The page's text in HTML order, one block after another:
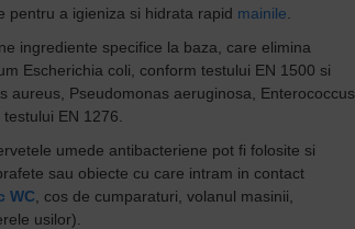
pentru a igieniza si hidrata rapid mainile
ingrediente specifice la baza, care elimina
Escherichia coli, conform testului EN 1500 si
aureus, Pseudomonas aeruginosa, Enterococcus
EN 1276.
umede antibacteriene pot fi folosite si
sau obiecte cu care intram in contact
WC , cos de cumparaturi, volanul masinii,
usilor).